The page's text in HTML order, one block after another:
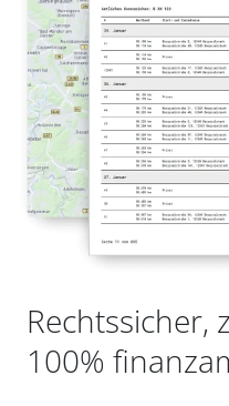
Rechtssicher,
100%